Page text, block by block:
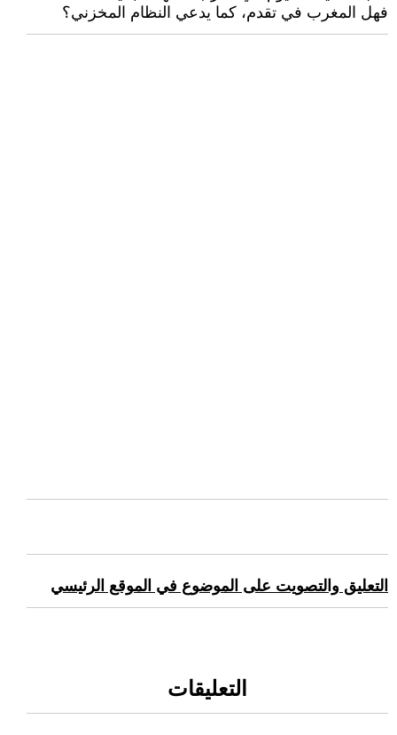
فهل المغرب في تقدم، كما يدعي النظام المخزني؟
التعليق والتصويت على الموضوع في الموقع الرئيسي
التعليقات